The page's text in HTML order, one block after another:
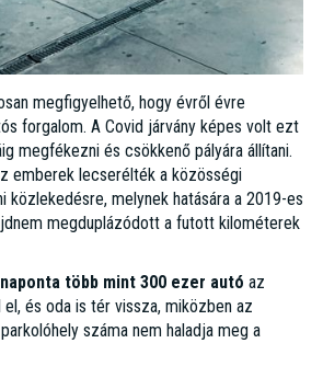
megfigyelhető, hogy évről évre
forgalom. A Covid járvány képes volt ezt
megfékezni és csökkenő pályára állítani.
emberek lecserélték a közösségi
közlekedésre, melynek hatására a 2019-es
megduplázódott a futott kilométerek
naponta több mint 300 ezer autó az
és oda is tér vissza, miközben az
száma nem haladja meg a